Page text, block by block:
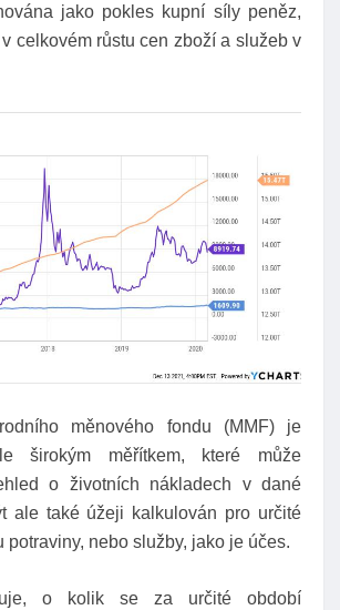
jako pokles kupní síly peněz,
celkovém růstu cen zboží a služeb v
měnového fondu (MMF) je
širokým měřítkem, které může
o životních nákladech v dané
ale také úžeji kalkulován pro určité
potraviny, nebo služby, jako je účes.
o kolik se za určité období